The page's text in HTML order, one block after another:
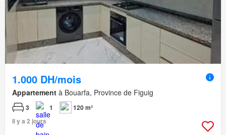
1.000 DH/mois
Appartement à Bouarfa, Province de Figuig
3 1
120 m²
Il y a 2 jours